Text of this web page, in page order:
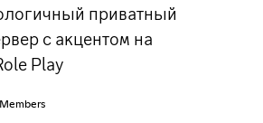
приватный
с акцентом на
Play